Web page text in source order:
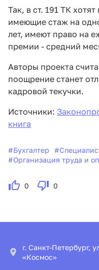
Так, в ст. 191 ТК
имеющие стаж на
лет, имеют право на
премии - средний
Авторы проекта
поощрение станет
кадровой текучки.
Источники:
книга
#Бухгалтер #
#Организация труда и
0 0
г. Санкт-Петербург,
«Космос»